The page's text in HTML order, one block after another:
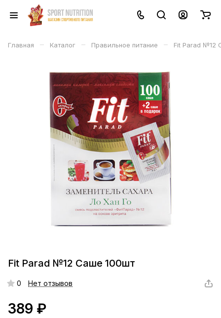
Главная – Каталог – Правильное питание – Fit Parad №12
Fit Parad №12 Саше 100шт
0 Нет отзывов
389 ₽